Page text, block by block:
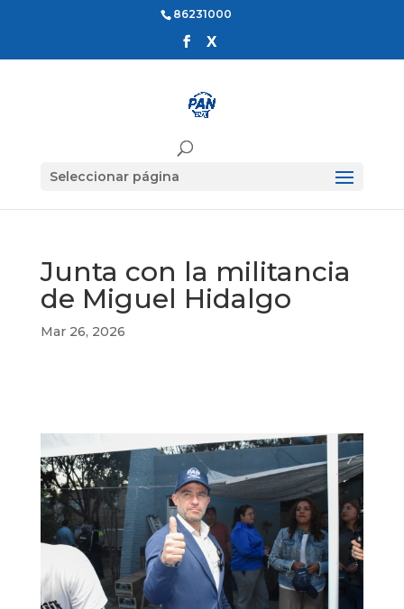
86231000
Seleccionar página
Junta con la militancia
de Miguel Hidalgo
Mar 26, 2026